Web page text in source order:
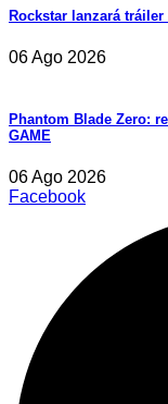
Rockstar lanzará
06 Ago 2026
Phantom Blade Zero:
GAME
06 Ago 2026
Facebook